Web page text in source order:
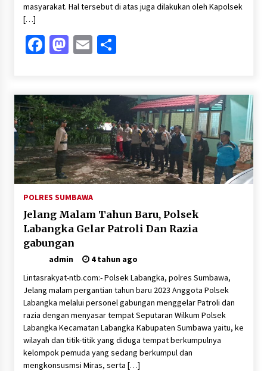
masyarakat. Hal tersebut di atas juga dilakukan oleh Kapolsek
[…]
Facebook
Mastodon
EmailShare
POLRES SUMBAWA
Jelang Malam Tahun Baru, Polsek
Labangka Gelar Patroli Dan Razia
gabungan
admin
4 tahun ago
Lintasrakyat-ntb.com:- Polsek Labangka, polres Sumbawa,
Jelang malam pergantian tahun baru 2023 Anggota Polsek
Labangka melalui personel gabungan menggelar Patroli dan
razia dengan menyasar tempat Seputaran Wilkum Polsek
Labangka Kecamatan Labangka Kabupaten Sumbawa yaitu, ke
wilayah dan titik-titik yang diduga tempat berkumpulnya
kelompok pemuda yang sedang berkumpul dan
mengkonsusmsi Miras, serta […]